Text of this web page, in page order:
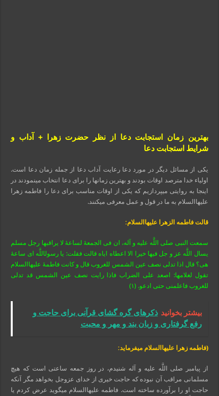
بهترین زمان استجابت دعا از نظر حضرت زهرا + آداب و
شرایط استجابت دعا
یکی از مسائل دیگر در مورد دعا رعایت آداب دعا از جمله زمان دعا است.
اولیاء خدا مترصد اوقات بودند و بهترین زمانها را برای دعا انتخاب می‏نمودند در
اینجا به روایتی می‏پردازیم که یکی از اوقات مناسب برای دعا را فاطمه زهرا
علیهاالسلام به ما در قول و عمل معرفی می‏کنند.
قالت فاطمه الزهرا علیهاالسلام:
سمعت النبی صلی اللَّه علیه و آله، ان فی الجمعهٔ لساعهٔ لا یراقبها رجل مسلم
یسال اللَّه عز و جل فیها خیرا الا اعطاه ایاه قالت فقلت: یا رسول‏اللَّه ای ساعهٔ
هی؟ قال اذا تدلی نصف عین الشمس للغروب قال و کانت فاطمهٔ علیهاالسلام
تقول لغلامها: اصعد علی الضراب فاذا رایت نصف عین الشمس قد تدلی
للغروب فاعلمنی حتی ادعو. (۱)
بیشتر بخوانید ذکرهای گره گشای قرآنی برای حاجت و
رفع گرفتاری و زبان بند و مهر و محبت
(فاطمه زهرا علیهاالسلام می‏فرماید:
از پیامبر صلی اللَّه علیه و آله شنیدم، در روز جمعه ساعتی است که هیچ
مسلمانی مراقب آن نبوده که حاجت خیری از خدای عزوجل بخواهد مگر آنکه
حاجت او را برآورده ساخته است. فاطمه علیهاالسلام می‏گوید عرض کردم یا